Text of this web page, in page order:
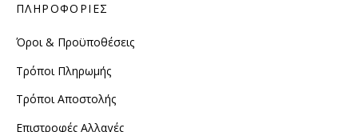
ΠΛΗΡΟΦΟΡΙΕΣ
Όροι & Προϋποθέσεις
Τρόποι Πληρωμής
Τρόποι Αποστολής
Επιστροφές Αλλαγές